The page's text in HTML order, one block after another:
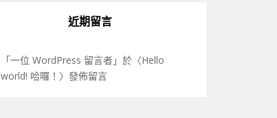
近期留言
「一位 WordPress 留言者 」於〈Hello
world! 哈囉！ 〉發佈留言